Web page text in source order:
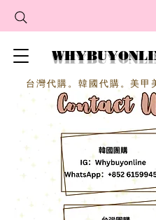
台灣代購。韓國代購。美甲